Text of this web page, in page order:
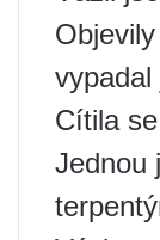
Cítila
Jednou